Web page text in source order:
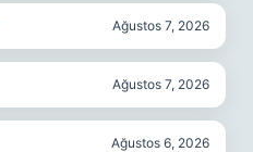
Ağustos 7, 2026
Ağustos 7, 2026
Ağustos 6, 2026